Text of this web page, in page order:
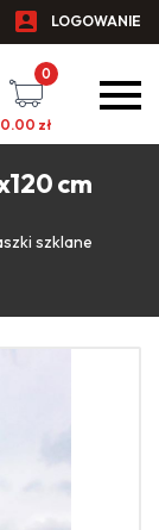
LOGOWANIE
0
0.00 zł
cm
szklane